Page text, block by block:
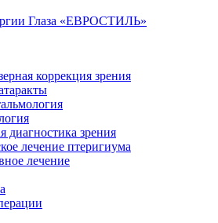
коррекция зрения
диагностика зрения
лечение птеригиума
лечение